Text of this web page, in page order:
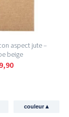
aspect jute –
beige
couleur▴